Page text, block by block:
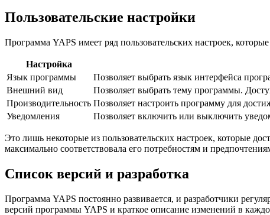
Пользовательские настройки
Программа YAPS имеет ряд пользовательских настроек,
Настройка
Язык программы
Позволяет выбрать язык интерфейса
Внешний вид
Позволяет выбрать тему программы.
Производительность Позволяет настроить программу для
Уведомления
Позволяет включить или выключить
Это лишь некоторые из пользовательских настроек, которые
максимально соответствовала его потребностям и
Список версий и разработка
Программа YAPS постоянно развивается, и разработчики
версий программы YAPS и краткое описание изменений в